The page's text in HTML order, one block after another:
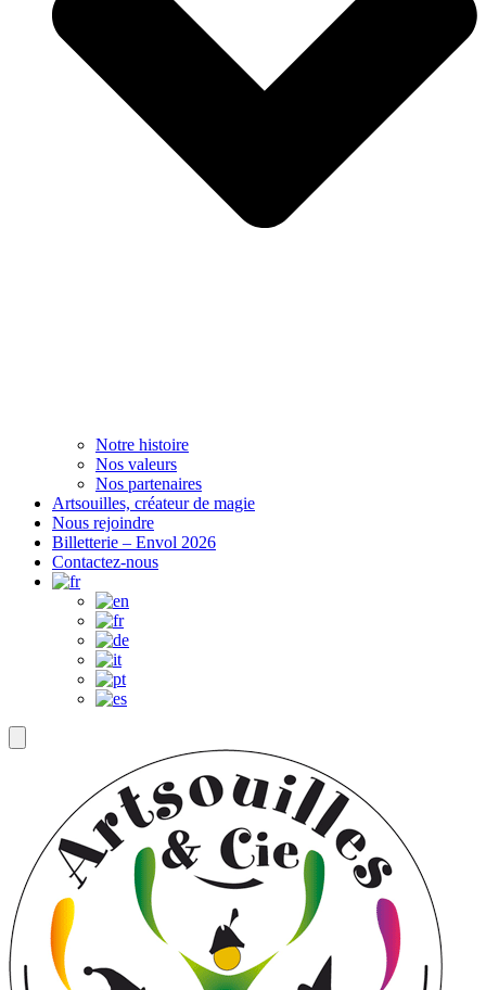
Notre histoire
Nos valeurs
Nos partenaires
Artsouilles, créateur de magie
Nous rejoindre
Billetterie – Envol 2026
Contactez-nous